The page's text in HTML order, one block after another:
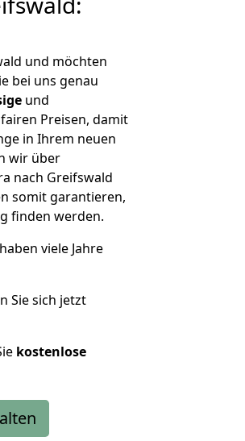
und möchten
bei uns genau
und
Preisen, damit
in Ihrem neuen
wir über
nach Greifswald
somit garantieren,
finden werden.
viele Jahre
Sie sich jetzt
kostenlose